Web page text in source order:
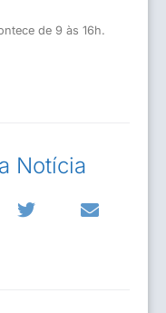
de 9 às 16h.
Notícia